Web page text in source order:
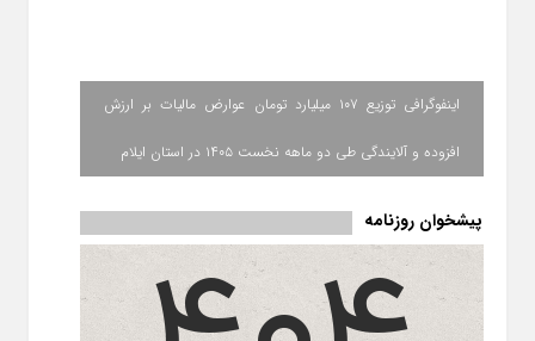
اینفوگرافی توزیع ۱۰۷ میلیارد تومان عوارض مالیات بر ارزش
افزوده و آلایندگی طی دو ماهه نخست ۱۴۰۵ در استان ایلام
پیشخوان روزنامه